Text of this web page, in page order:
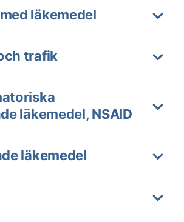
läkemedel
trafik
läkemedel, NSAID
läkemedel